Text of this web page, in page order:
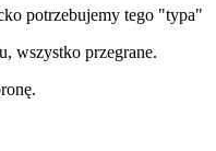
potrzebujemy tego "typa"
wszystko przegrane.